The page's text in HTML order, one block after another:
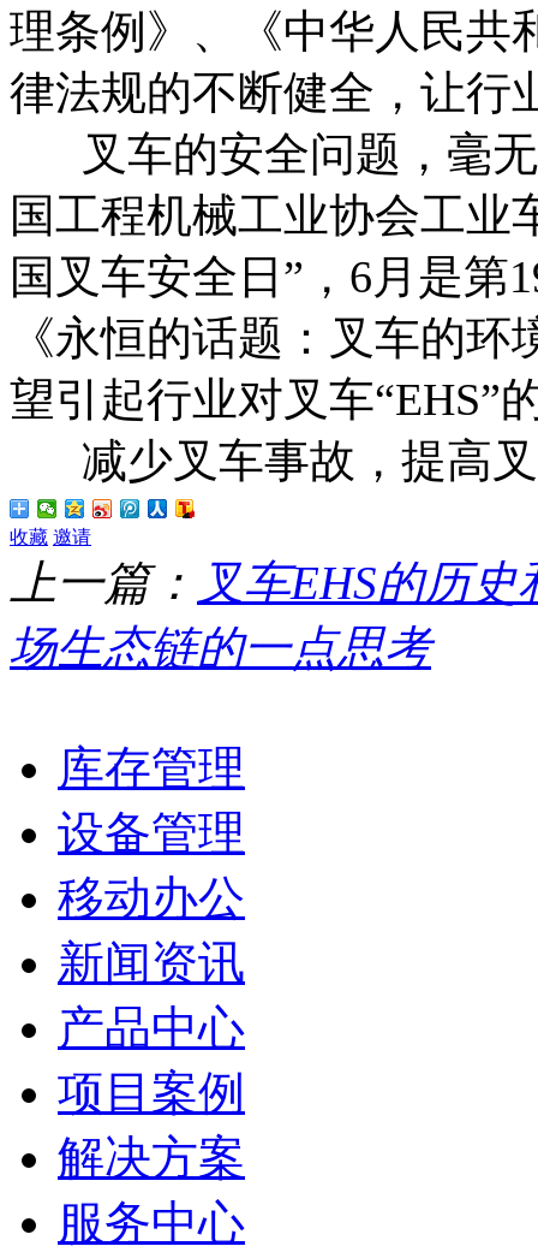
理条例》、《中华人民共
律法规的不断健全，让行
叉车的安全问题，毫无
国工程机械工业协会工业
国叉车安全日”，6月是第
《永恒的话题：叉车的
望引起行业对叉车“EHS”
减少叉车事故，提高叉
收藏 邀请
上一篇： 叉车EHS的历史
场生态链的一点思考
库存管理
设备管理
移动办公
新闻资讯
产品中心
项目案例
解决方案
服务中心